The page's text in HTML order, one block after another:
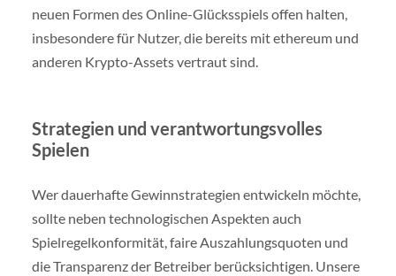
neuen Formen des Online-Glücksspiels offen halten,
insbesondere für Nutzer, die bereits mit ethereum und
anderen Krypto-Assets vertraut sind.
Strategien und verantwortungsvolles
Spielen
Wer dauerhafte Gewinnstrategien entwickeln möchte,
sollte neben technologischen Aspekten auch
Spielregelkonformität, faire Auszahlungsquoten und
die Transparenz der Betreiber berücksichtigen. Unsere